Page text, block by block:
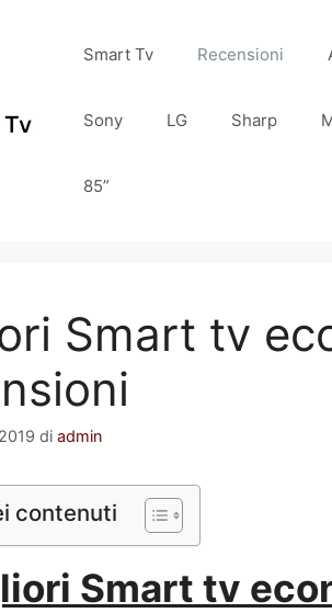
Smart Tv Recensioni
Sony LG Sharp
85”
Smart tv
di admin
contenuti
Smart tv